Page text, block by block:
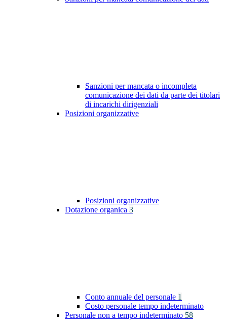
Sanzioni per mancata o incompleta
comunicazione dei dati da parte dei titolari
di incarichi dirigenziali
Posizioni organizzative
Posizioni organizzative
Dotazione organica 3
Conto annuale del personale 1
Costo personale tempo indeterminato
Personale non a tempo indeterminato 58